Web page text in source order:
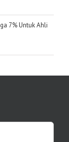
7% Untuk Ahli